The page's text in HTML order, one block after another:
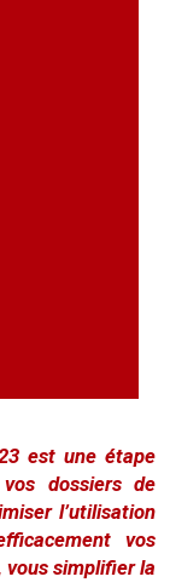
est une étape
dossiers de
l’utilisation
vos
simplifier la